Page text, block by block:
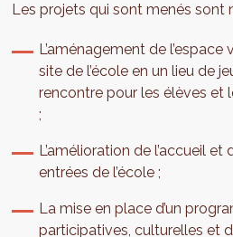
Les projets qui sont menés sont
L’aménagement de l’espace
site de l’école en un lieu de
rencontre pour les élèves et
;
L’amélioration de l’accueil
entrées de l’école ;
La mise en place d’un
participatives, culturelles et